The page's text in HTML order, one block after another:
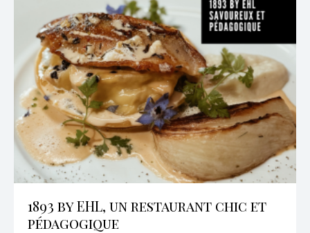
1893 by EHL, un restaurant chic et
pédagogique